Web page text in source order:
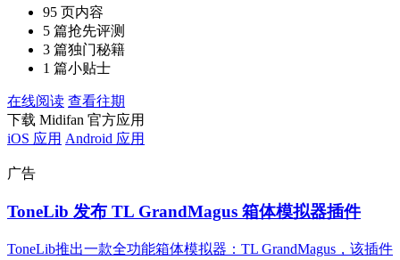
95 页内容
5 篇抢先评测
3 篇独门秘籍
1 篇小贴士
在线阅读 查看往期
下载 Midifan 官方应用
iOS 应用 Android 应用
广告
ToneLib 发布 TL GrandMagus 箱体模拟器插件
ToneLib推出一款全功能箱体模拟器：TL GrandMagus，该插件